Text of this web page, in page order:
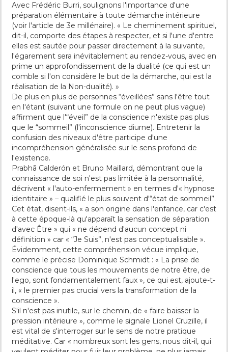
Avec Frédéric Burri, soulignons l'importance d'une
préparation élémentaire à toute démarche intérieure
(voir l'article de 3e millénaire). « Le cheminement spirituel,
dit-il, comporte des étapes à respecter, et si l'une d'entre
elles est sautée pour passer directement à la suivante,
l'égarement sera inévitablement au rendez-vous, avec en
prime un approfondissement de la dualité (ce qui est un
comble si l'on considère le but de la démarche, qui est la
réalisation de la Non-dualité). »
De plus en plus de personnes “éveillées” sans l'être tout
en l'étant (suivant une formule on ne peut plus vague)
affirment que l'“éveil” de la conscience n'existe pas plus
que le “sommeil” (l'inconscience diurne). Entretenir la
confusion des niveaux d'être participe d'une
incompréhension généralisée sur le sens profond de
l'existence.
Prabhã Calderón et Bruno Maillard, démontrant que la
connaissance de soi n'est pas limitée à la personnalité,
décrivent « l'auto-enfermement » en termes d'« hypnose
identitaire » – qualifié le plus souvent d'“état de sommeil”.
Cet état, disent-ils, « a son origine dans l'enfance, car c'est
à cette époque-là qu'apparaît la sensation de séparation
d'avec Être » qui « ne dépend d'aucun concept ni
définition » car « “Je Suis”, n'est pas conceptualisable ».
Évidemment, cette compréhension vécue implique,
comme le précise Dominique Schmidt : « La prise de
conscience que tous les mouvements de notre être, de
l'ego, sont fondamentalement faux », ce qui est, ajoute-t-
il, « le premier pas crucial vers la transformation de la
conscience ».
S'il n'est pas inutile, sur le chemin, de « faire baisser la
pression intérieure », comme le signale Lionel Cruzille, il
est vital de s'interroger sur le sens de notre pratique
méditative. Car « nombreux sont les gens, nous dit-il, qui